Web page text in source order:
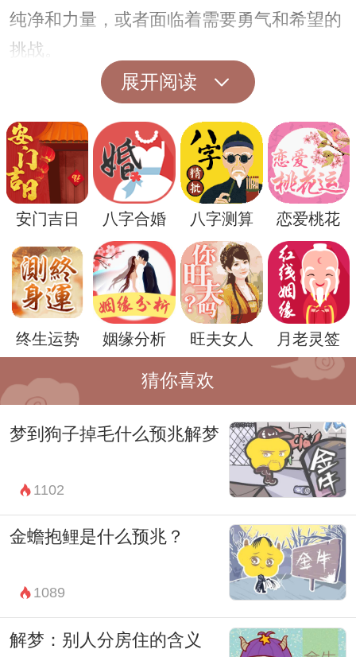
纯净和力量，或者面临着需要勇气和希望的
挑战。
接下来，让我们来思考一下解梦神兽中的
威象征的生物，常常被视为统治者和守护
者。当龙出现在梦境中时，可能意味着梦者
具有强大的内在力量和领导能力，或者需要
面对来自外部的挑战和考验。
最后，让我们思考一下解梦神兽中的狮子。
狮子是动物界的王者，象征着勇气、力量和
自信。当狮子出现在梦境中时，可能意味着
梦者需要勇气去面对生活中的困难和挑战，
或者在某种情况下需要展现自己的领导能力
和决策力。
展开阅读
安门吉日 八字合婚 八字测算 恋爱桃花
终生运势 姻缘分析 旺夫女人 月老灵签
猜你喜欢
梦到狗子掉毛什么预兆解梦
1102
金蟾抱鲤是什么预兆？
1089
解梦：别人分房住的含义